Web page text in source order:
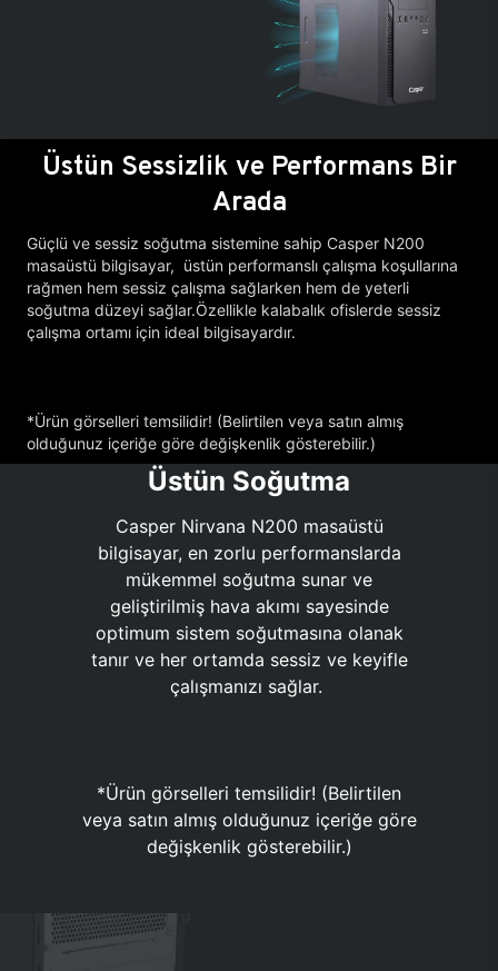
Üstün Sessizlik ve Performans Bir
Arada
Güçlü ve sessiz soğutma sistemine sahip Casper N200
masaüstü bilgisayar, üstün performanslı çalışma koşullarına
rağmen hem sessiz çalışma sağlarken hem de yeterli
soğutma düzeyi sağlar.Özellikle kalabalık ofislerde sessiz
çalışma ortamı için ideal bilgisayardır.
*Ürün görselleri temsilidir! (Belirtilen veya satın almış
olduğunuz içeriğe göre değişkenlik gösterebilir.)
Üstün Soğutma
Casper Nirvana N200 masaüstü
bilgisayar, en zorlu performanslarda
mükemmel soğutma sunar ve
geliştirilmiş hava akımı sayesinde
optimum sistem soğutmasına olanak
tanır ve her ortamda sessiz ve keyifle
çalışmanızı sağlar.
*Ürün görselleri temsilidir! (Belirtilen
veya satın almış olduğunuz içeriğe göre
değişkenlik gösterebilir.)